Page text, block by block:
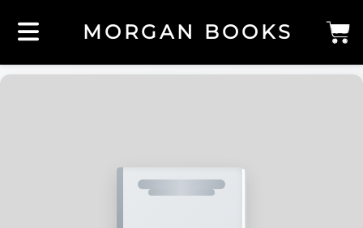
MORGAN BOOKS